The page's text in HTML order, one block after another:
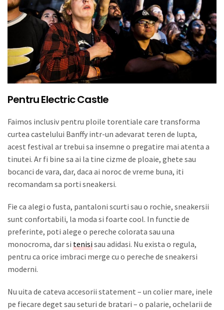
Pentru Electric Castle
Faimos inclusiv pentru ploile torentiale care transforma
curtea castelului Banffy intr-un adevarat teren de lupta,
acest festival ar trebui sa insemne o pregatire mai atenta a
tinutei. Ar fi bine sa ai la tine cizme de ploaie, ghete sau
bocanci de vara, dar, daca ai noroc de vreme buna, iti
recomandam sa porti sneakersi.
Fie ca alegi o fusta, pantaloni scurti sau o rochie, sneakersii
sunt confortabili, la moda si foarte cool. In functie de
preferinte, poti alege o pereche colorata sau una
monocroma, dar si tenisisau adidasi. Nu exista o regula,
pentru ca orice imbraci merge cu o pereche de sneakersi
moderni.
Nu uita de cateva accesorii statement – un colier mare, inele
pe fiecare deget sau seturi de bratari – o palarie, ochelarii de